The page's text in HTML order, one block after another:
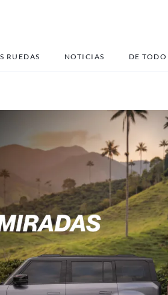
RUEDAS NOTICIAS DE
fiat